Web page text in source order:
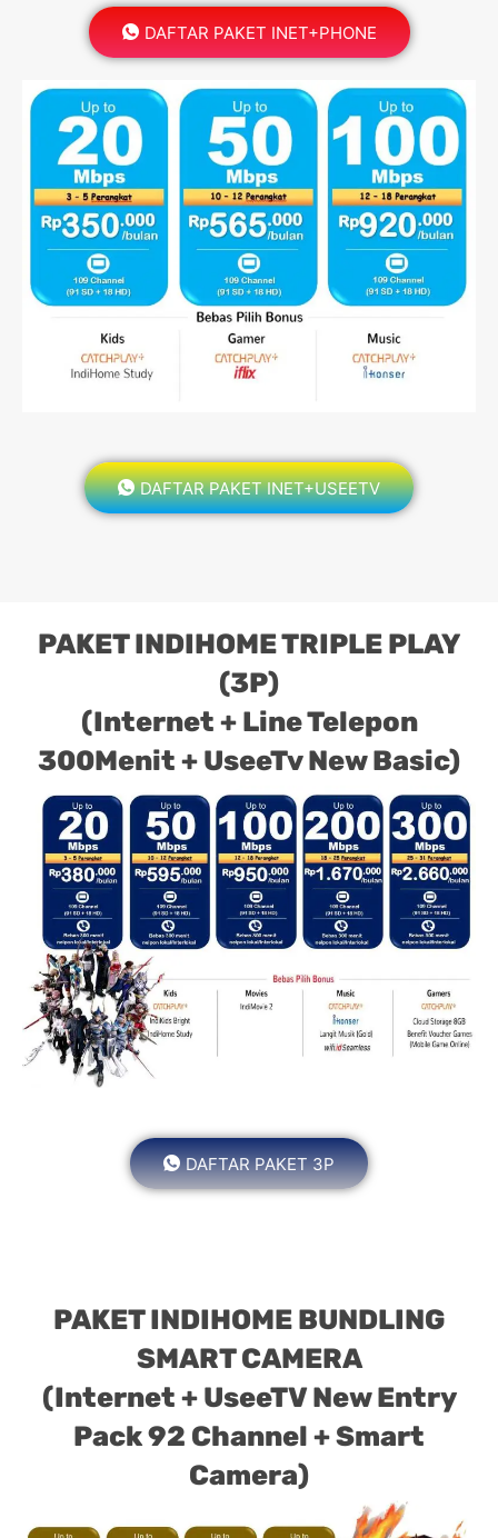
DAFTAR PAKET INET+PHONE
DAFTAR PAKET INET+USEETV
PAKET INDIHOME TRIPLE PLAY
(3P)
(Internet + Line Telepon
300Menit + UseeTv New Basic)
DAFTAR PAKET 3P
PAKET INDIHOME BUNDLING
SMART CAMERA
(Internet + UseeTV New Entry
Pack 92 Channel + Smart
Camera)